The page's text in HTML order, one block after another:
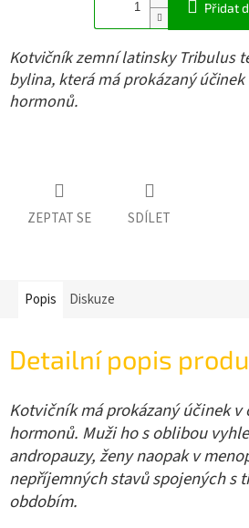
Přidat
Kotvičník zemní latinsky Tribulus
bylina, která má prokázaný
hormonů.
ZEPTAT SE SDÍLET
Popis Diskuze
Detailní popis
Kotvičník má prokázaný účinek
hormonů. Muži ho s oblibou
andropauzy, ženy naopak v
nepříjemných stavů spojených s
obdobím.